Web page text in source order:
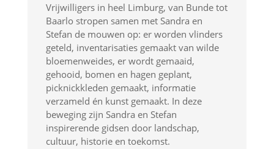
Vrijwilligers in heel Limburg, van Bunde tot
Baarlo stropen samen met Sandra en
Stefan de mouwen op: er worden vlinders
geteld, inventarisaties gemaakt van wilde
bloemenweides, er wordt gemaaid,
gehooid, bomen en hagen geplant,
picknickkleden gemaakt, informatie
verzameld én kunst gemaakt. In deze
beweging zijn Sandra en Stefan
inspirerende gidsen door landschap,
cultuur, historie en toekomst.